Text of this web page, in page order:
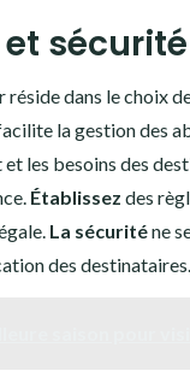
réside dans le choix
la gestion des
les besoins des
Établissez des
La sécuriténe
des destinataires.